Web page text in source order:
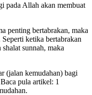
pada Allah akan membuat
penting bertabrakan, maka
ketika bertabrakan
sunnah, maka
(jalan kemudahan) bagi
pula artikel: 1